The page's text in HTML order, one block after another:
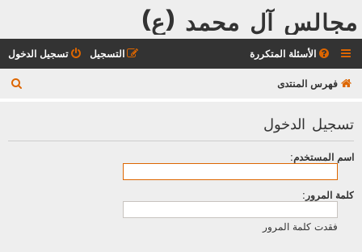
مجالس آل محمد (ع)
الأسئلة المتكررة تسجيل الدخول التسجيل
فهرس المنتدى
تسجيل الدخول
اسم المستخدم:
كلمة المرور:
فقدت كلمة المرور